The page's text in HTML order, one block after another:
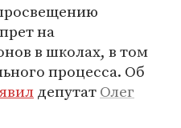
на
в школах, в том
процесса. Об
депутатОлег